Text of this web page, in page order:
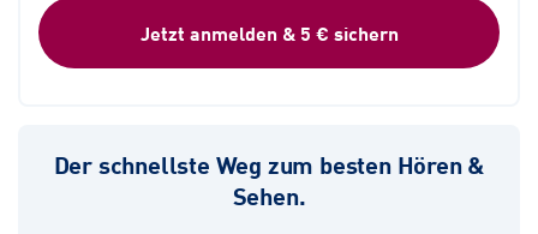
Jetzt anmelden & 5 € sichern
Der schnellste Weg zum besten Hören &
Sehen.